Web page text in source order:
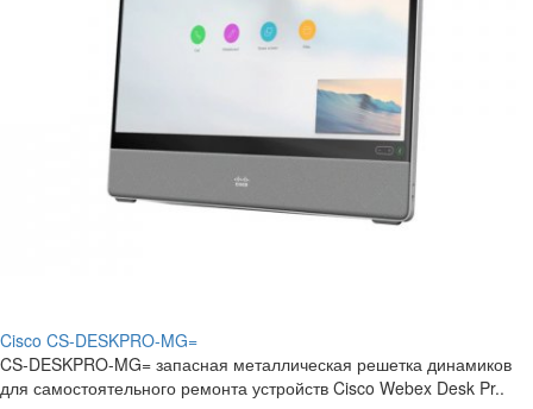
Cisco CS-DESKPRO-MG=
CS-DESKPRO-MG= запасная металлическая решетка динамиков
для самостоятельного ремонта устройств Cisco Webex Desk Pr..